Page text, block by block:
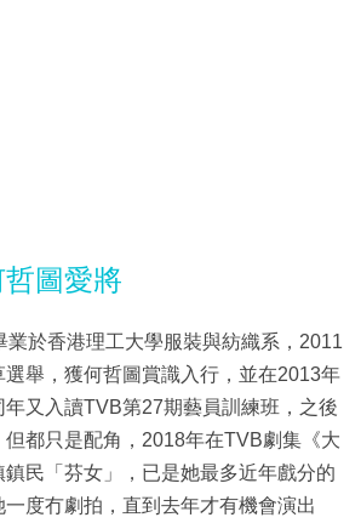
圖愛將
業於香港理工大學服裝與紡織系，2011
舉，獲何哲圖賞識入行，並在2013年
又入讀TVB第27期藝員訓練班，之後
都只是配角，2018年在TVB劇集《大
民「芬女」，已是她最多近年戲分的
度冇劇拍，直到去年才有機會演出